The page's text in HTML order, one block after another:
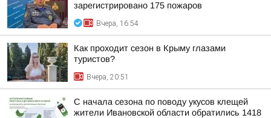
зарегистрировано 175 пожаров
Вчера, 16:54
Как проходит сезон в Крыму глазами
туристов?
Вчера, 20:51
С начала сезона по поводу укусов клещей
жители Ивановской области обратились 1418